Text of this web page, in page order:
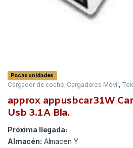
Pocas unidades
Cargador de coche, Cargadores Móvil,
approx appusbcar31W
Usb 3.1A Bla.
Próxima llegada:
Almacén: Almacen Y